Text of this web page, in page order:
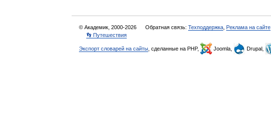
© Академик, 2000-2026 Обратная связь: Техподдержка Реклама на сайте
👣 Путешествия
Экспорт словарей на сайты , сделанные на PHP, Joomla, Drupal,